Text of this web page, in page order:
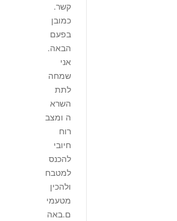
קשר.
כמובן
בפעם
הבאה.
אני
שמחה
לתת
השרא
ה ומצב
רוח
חיובי
להכנס
למטבח
ולהכין
מטעמי
ם.באה